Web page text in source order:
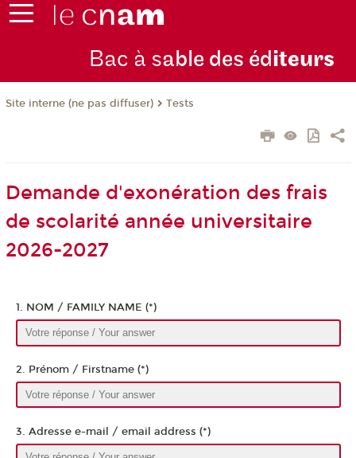
Bac à sable des éditeurs
Site interne (ne pas diffuser) Tests
Demande d'exonération des frais
de scolarité année universitaire
2026-2027
1. NOM / FAMILY NAME (*)
2. Prénom / Firstname (*)
3. Adresse e-mail / email address (*)